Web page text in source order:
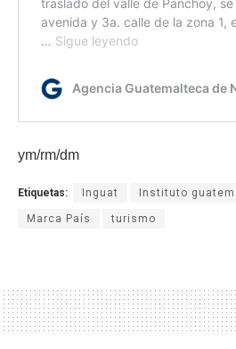
ym/rm/dm
Etiquetas: Inguat Instituto
Marca País turismo